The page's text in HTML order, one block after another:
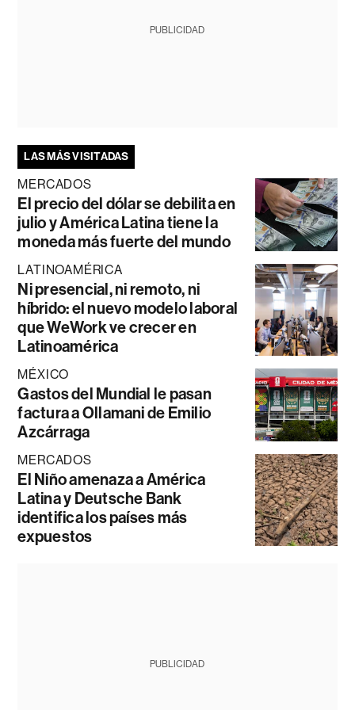
PUBLICIDAD
LAS MÁS VISITADAS
MERCADOS
El precio del dólar se debilita en
julio y América Latina tiene la
moneda más fuerte del mundo
LATINOAMÉRICA
Ni presencial, ni remoto, ni
híbrido: el nuevo modelo laboral
que WeWork ve crecer en
Latinoamérica
MÉXICO
Gastos del Mundial le pasan
factura a Ollamani de Emilio
Azcárraga
MERCADOS
El Niño amenaza a América
Latina y Deutsche Bank
identifica los países más
expuestos
PUBLICIDAD